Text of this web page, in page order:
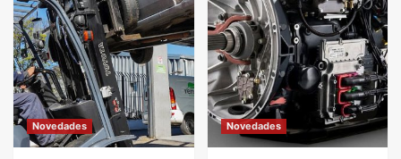
Novedades Novedades